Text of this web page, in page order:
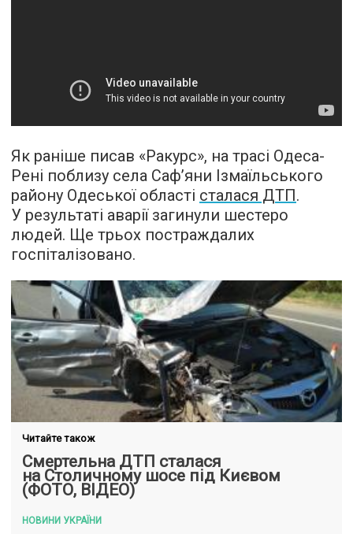
Як раніше писав «Ракурс», на трасі Одеса-
Рені поблизу села Саф’яни Ізмаїльського
району Одеської області сталася ДТП.
У результаті аварії загинули шестеро
людей. Ще трьох постраждалих
госпіталізовано.
Читайте також
Смертельна ДТП сталася
на Столичному шосе під Києвом
(ФОТО, ВІДЕО)
НОВИНИ УКРАЇНИ